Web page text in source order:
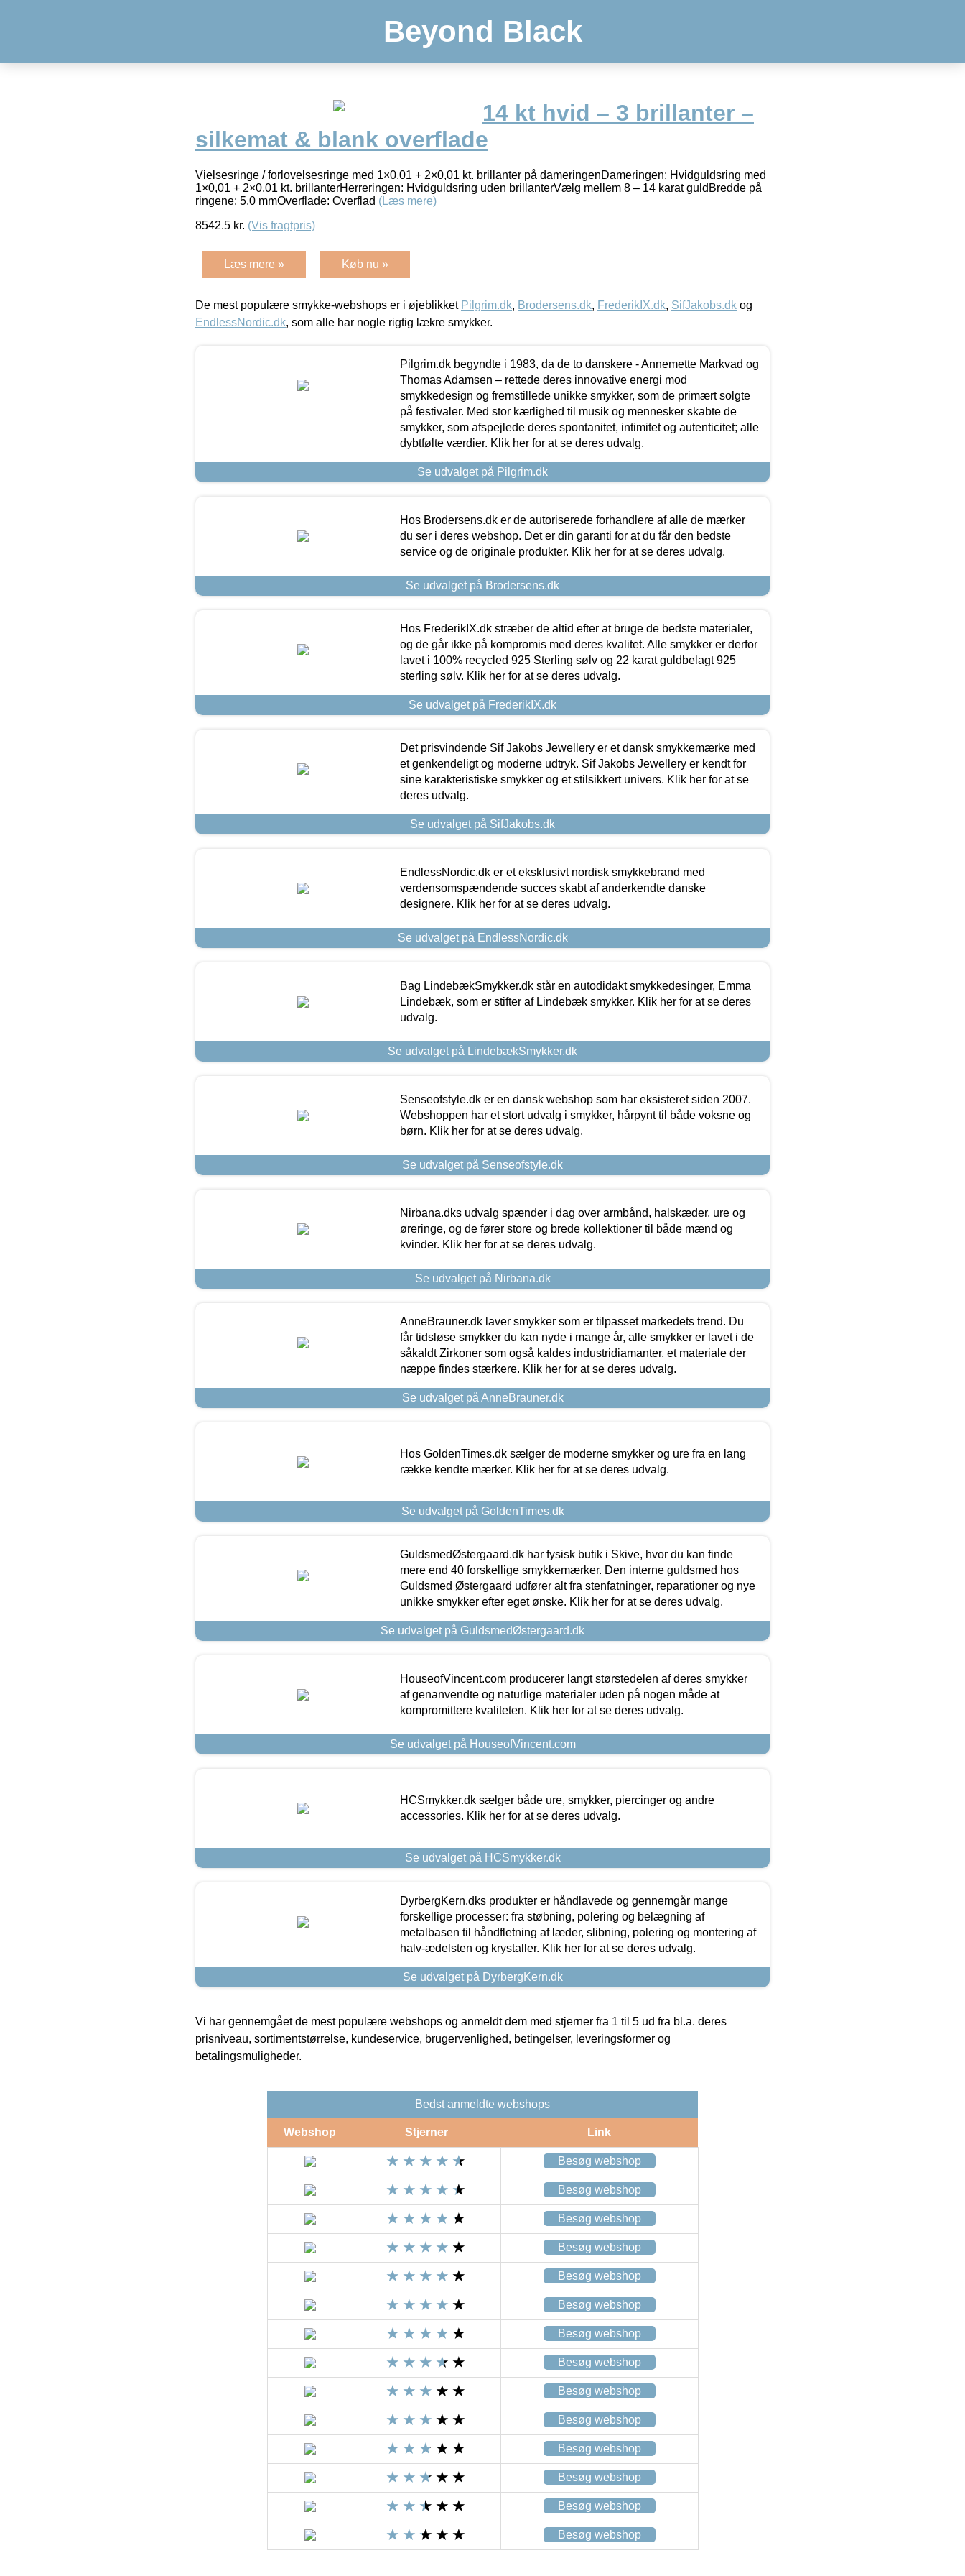
Beyond Black
14 kt hvid – 3 brillanter –
silkemat & blank overflade
Vielsesringe / forlovelsesringe med 1×0,01 + 2×0,01 kt. brillanter på dameringenDameringen: Hvidguldsring med
1×0,01 + 2×0,01 kt. brillanterHerreringen: Hvidguldsring uden brillanterVælg mellem 8 – 14 karat guldBredde på
ringene: 5,0 mmOverflade: Overflad (Læs mere)
8542.5 kr. (Vis fragtpris)
Læs mere » Køb nu »
De mest populære smykke-webshops er i øjeblikket Pilgrim.dk, Brodersens.dk, FrederikIX.dk, SifJakobs.dk og
EndlessNordic.dk, som alle har nogle rigtig lækre smykker.
Pilgrim.dk begyndte i 1983, da de to danskere - Annemette Markvad og
Thomas Adamsen – rettede deres innovative energi mod
smykkedesign og fremstillede unikke smykker, som de primært solgte
på festivaler. Med stor kærlighed til musik og mennesker skabte de
smykker, som afspejlede deres spontanitet, intimitet og autenticitet; alle
dybtfølte værdier. Klik her for at se deres udvalg.
Se udvalget på Pilgrim.dk
Hos Brodersens.dk er de autoriserede forhandlere af alle de mærker
du ser i deres webshop. Det er din garanti for at du får den bedste
service og de originale produkter. Klik her for at se deres udvalg.
Se udvalget på Brodersens.dk
Hos FrederikIX.dk stræber de altid efter at bruge de bedste materialer,
og de går ikke på kompromis med deres kvalitet. Alle smykker er derfor
lavet i 100% recycled 925 Sterling sølv og 22 karat guldbelagt 925
sterling sølv. Klik her for at se deres udvalg.
Se udvalget på FrederikIX.dk
Det prisvindende Sif Jakobs Jewellery er et dansk smykkemærke med
et genkendeligt og moderne udtryk. Sif Jakobs Jewellery er kendt for
sine karakteristiske smykker og et stilsikkert univers. Klik her for at se
deres udvalg.
Se udvalget på SifJakobs.dk
EndlessNordic.dk er et eksklusivt nordisk smykkebrand med
verdensomspændende succes skabt af anderkendte danske
designere. Klik her for at se deres udvalg.
Se udvalget på EndlessNordic.dk
Bag LindebækSmykker.dk står en autodidakt smykkedesinger, Emma
Lindebæk, som er stifter af Lindebæk smykker. Klik her for at se deres
udvalg.
Se udvalget på LindebækSmykker.dk
Senseofstyle.dk er en dansk webshop som har eksisteret siden 2007.
Webshoppen har et stort udvalg i smykker, hårpynt til både voksne og
børn. Klik her for at se deres udvalg.
Se udvalget på Senseofstyle.dk
Nirbana.dks udvalg spænder i dag over armbånd, halskæder, ure og
øreringe, og de fører store og brede kollektioner til både mænd og
kvinder. Klik her for at se deres udvalg.
Se udvalget på Nirbana.dk
AnneBrauner.dk laver smykker som er tilpasset markedets trend. Du
får tidsløse smykker du kan nyde i mange år, alle smykker er lavet i de
såkaldt Zirkoner som også kaldes industridiamanter, et materiale der
næppe findes stærkere. Klik her for at se deres udvalg.
Se udvalget på AnneBrauner.dk
Hos GoldenTimes.dk sælger de moderne smykker og ure fra en lang
række kendte mærker. Klik her for at se deres udvalg.
Se udvalget på GoldenTimes.dk
GuldsmedØstergaard.dk har fysisk butik i Skive, hvor du kan finde
mere end 40 forskellige smykkemærker. Den interne guldsmed hos
Guldsmed Østergaard udfører alt fra stenfatninger, reparationer og nye
unikke smykker efter eget ønske. Klik her for at se deres udvalg.
Se udvalget på GuldsmedØstergaard.dk
HouseofVincent.com producerer langt størstedelen af deres smykker
af genanvendte og naturlige materialer uden på nogen måde at
kompromittere kvaliteten. Klik her for at se deres udvalg.
Se udvalget på HouseofVincent.com
HCSmykker.dk sælger både ure, smykker, piercinger og andre
accessories. Klik her for at se deres udvalg.
Se udvalget på HCSmykker.dk
DyrbergKern.dks produkter er håndlavede og gennemgår mange
forskellige processer: fra støbning, polering og belægning af
metalbasen til håndfletning af læder, slibning, polering og montering af
halv-ædelsten og krystaller. Klik her for at se deres udvalg.
Se udvalget på DyrbergKern.dk
Vi har gennemgået de mest populære webshops og anmeldt dem med stjerner fra 1 til 5 ud fra bl.a. deres
prisniveau, sortimentstørrelse, kundeservice, brugervenlighed, betingelser, leveringsformer og
betalingsmuligheder.
Bedst anmeldte webshops
Webshop Stjerner Link
Besøg webshop
Besøg webshop
Besøg webshop
Besøg webshop
Besøg webshop
Besøg webshop
Besøg webshop
Besøg webshop
Besøg webshop
Besøg webshop
Besøg webshop
Besøg webshop
Besøg webshop
Besøg webshop